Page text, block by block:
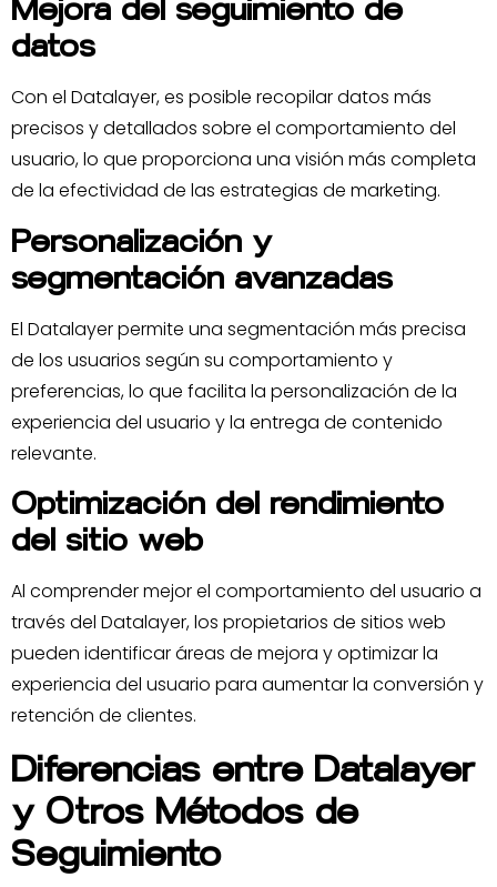
Mejora del seguimiento de
datos
Con el Datalayer, es posible recopilar datos más
precisos y detallados sobre el comportamiento del
usuario, lo que proporciona una visión más completa
de la efectividad de las estrategias de marketing.
Personalización y
segmentación avanzadas
El Datalayer permite una segmentación más precisa
de los usuarios según su comportamiento y
preferencias, lo que facilita la personalización de la
experiencia del usuario y la entrega de contenido
relevante.
Optimización del rendimiento
del sitio web
Al comprender mejor el comportamiento del usuario a
través del Datalayer, los propietarios de sitios web
pueden identificar áreas de mejora y optimizar la
experiencia del usuario para aumentar la conversión y
retención de clientes.
Diferencias entre Datalayer
y Otros Métodos de
Seguimiento